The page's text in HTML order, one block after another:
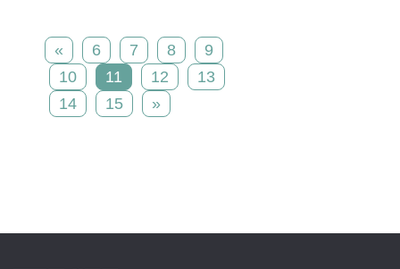
« 6 7 8
9
10
11 12
13
14
15 »